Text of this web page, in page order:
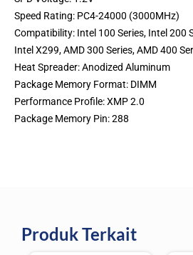
Speed Rating: PC4-24000 (3000MHz)
Compatibility: Intel 100 Series, Intel 200
Intel X299, AMD 300 Series, AMD 400
Heat Spreader: Anodized Aluminum
Package Memory Format: DIMM
Performance Profile: XMP 2.0
Package Memory Pin: 288
Produk Terkait